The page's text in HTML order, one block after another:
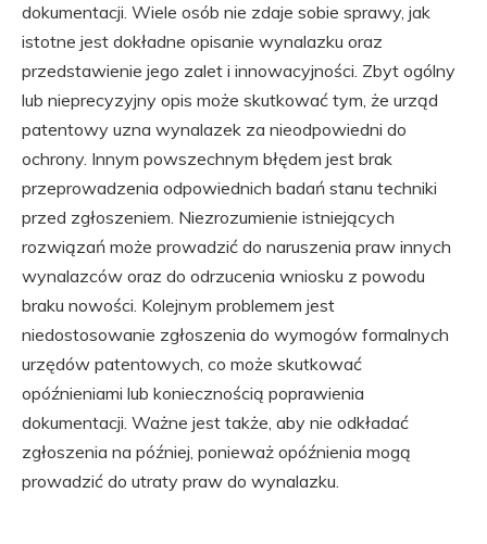
dokumentacji. Wiele osób nie zdaje sobie sprawy, jak
istotne jest dokładne opisanie wynalazku oraz
przedstawienie jego zalet i innowacyjności. Zbyt ogólny
lub nieprecyzyjny opis może skutkować tym, że urząd
patentowy uzna wynalazek za nieodpowiedni do
ochrony. Innym powszechnym błędem jest brak
przeprowadzenia odpowiednich badań stanu techniki
przed zgłoszeniem. Niezrozumienie istniejących
rozwiązań może prowadzić do naruszenia praw innych
wynalazców oraz do odrzucenia wniosku z powodu
braku nowości. Kolejnym problemem jest
niedostosowanie zgłoszenia do wymogów formalnych
urzędów patentowych, co może skutkować
opóźnieniami lub koniecznością poprawienia
dokumentacji. Ważne jest także, aby nie odkładać
zgłoszenia na później, ponieważ opóźnienia mogą
prowadzić do utraty praw do wynalazku.